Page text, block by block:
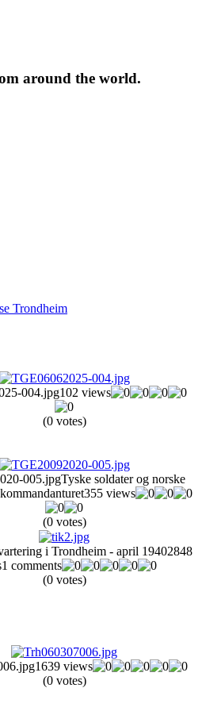
around the world.
Trondheim
004.jpg102 views
(0 votes)
005.jpgTyske soldater og norske
355 views
(0 votes)
i Trondheim - april 19402848
1 comments
(0 votes)
1639 views
(0 votes)